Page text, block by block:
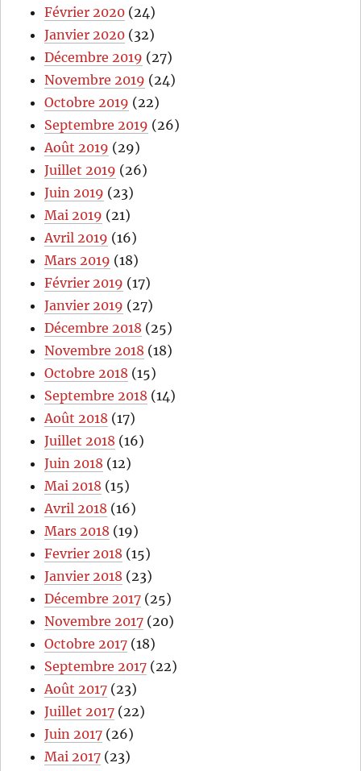
Février 2020 (24)
Janvier 2020 (32)
Décembre 2019 (27)
Novembre 2019 (24)
Octobre 2019 (22)
Septembre 2019 (26)
Août 2019 (29)
Juillet 2019 (26)
Juin 2019 (23)
Mai 2019 (21)
Avril 2019 (16)
Mars 2019 (18)
Février 2019 (17)
Janvier 2019 (27)
Décembre 2018 (25)
Novembre 2018 (18)
Octobre 2018 (15)
Septembre 2018 (14)
Août 2018 (17)
Juillet 2018 (16)
Juin 2018 (12)
Mai 2018 (15)
Avril 2018 (16)
Mars 2018 (19)
Fevrier 2018 (15)
Janvier 2018 (23)
Décembre 2017 (25)
Novembre 2017 (20)
Octobre 2017 (18)
Septembre 2017 (22)
Août 2017 (23)
Juillet 2017 (22)
Juin 2017 (26)
Mai 2017 (23)